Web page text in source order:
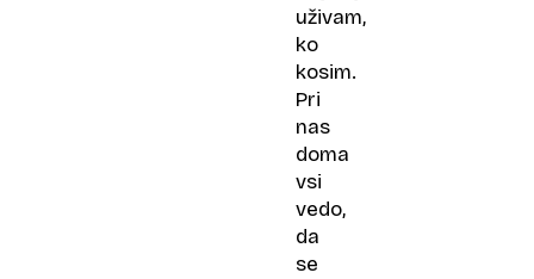
uživam,
ko
kosim.
Pri
nas
doma
vsi
vedo,
da
se